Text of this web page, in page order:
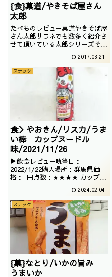
{食}菓道/やきそば屋さん
太郎
たべものレビュー菓道やきそば屋
さん太郎サラネでも数多く紹介さ
せて頂いている太郎シリーズその
こちらでございます。撮影日は
2014年10月
2017.03.21
スナック
食＞やおきん/リスカ/うま
い棒 カップヌードル
味/2021/11/26
▶飲食レビュー執筆日：
2022/1/22購入場所：群馬県価
格：-円点数：★★★★ カップヌ
います。デザインもかわいらし
く、コレクションしたくなります
（しないです）
2024.02.04
スナック
{菓}なとり/いかの旨み
うまいか